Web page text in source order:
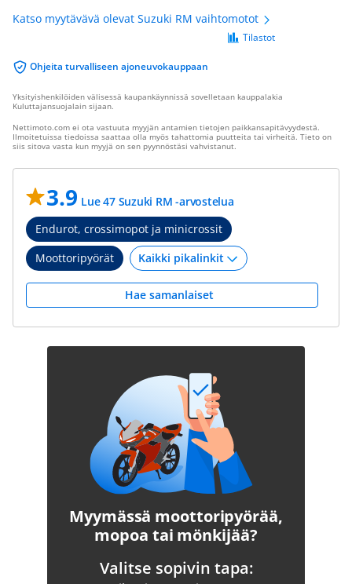
Katso myytävävä olevat Suzuki RM vaihtomotot
Ohjeita turvalliseen ajoneuvokauppaan
Tilastot
Yksityishenkilöiden välisessä kaupankäynnissä sovelletaan kauppalakia
Kuluttajansuojalain sijaan.
Nettimoto.com ei ota vastuuta myyjän antamien tietojen paikkansapitävyydestä.
Ilmoitetuissa tiedoissa saattaa olla myös tahattomia puutteita tai virheitä. Tieto on
siis sitova vasta kun myyjä on sen pyynnöstäsi vahvistanut.
3.9 Lue 47 Suzuki RM -arvostelua
Endurot, crossimopot ja minicrossit
Moottoripyörät
Hae samanlaiset
Myymässä moottoripyörää,
mopoa tai mönkijää?
Valitse sopivin tapa: